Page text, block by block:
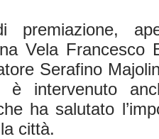
premiazione,
Vela Francesco
Serafino
è intervenuto
ha salutato
città.